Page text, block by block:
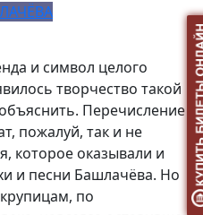
и символ целого
творчество такой
Перечисление
пожалуй, так и не
которое оказывали и
и песни Башлачёва. Но
по